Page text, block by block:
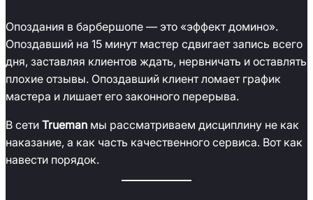
Опоздания в барбершопе — это «эффект домино».
Опоздавший на 15 минут мастер сдвигает запись всего
дня, заставляя клиентов ждать, нервничать и оставлять
плохие отзывы. Опоздавший клиент ломает график
мастера и лишает его законного перерыва.
В сети Trueman мы рассматриваем дисциплину не как
наказание, а как часть качественного сервиса. Вот как
навести порядок.